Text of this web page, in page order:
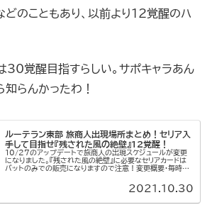
どのこともあり、以前より12覚醒のハ
30覚醒目指すらしい。サポキャラあん
らんかったわ！
ルーテラン東部 旅商人出現場所まとめ！セリア入
手して目指せ『残された風の絶壁』12覚醒！
10/27のアップデートで旅商人の出現スケジュールが変更
になりました。『残された風の絶壁』に必要なセリアカードは
バットのみでの販売になりますので注意！変更概要・毎時
2021.10.30